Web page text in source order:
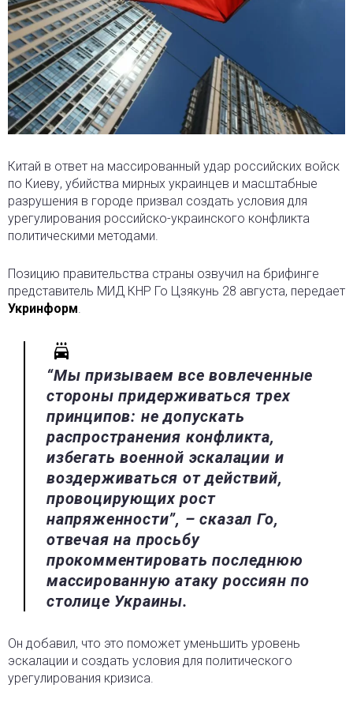
Китай в ответ на массированный удар российских войск
по Киеву, убийства мирных украинцев и масштабные
разрушения в городе призвал создать условия для
урегулирования российско-украинского конфликта
политическими методами.
Позицию правительства страны озвучил на брифинге
представитель МИД КНР Го Цзякунь 28 августа, передает
Укринформ.
“Мы призываем все вовлеченные
стороны придерживаться трех
принципов: не допускать
распространения конфликта,
избегать военной эскалации и
воздерживаться от действий,
провоцирующих рост
напряженности”, – сказал Го,
отвечая на просьбу
прокомментировать последнюю
массированную атаку россиян по
столице Украины.
Он добавил, что это поможет уменьшить уровень
эскалации и создать условия для политического
урегулирования кризиса.